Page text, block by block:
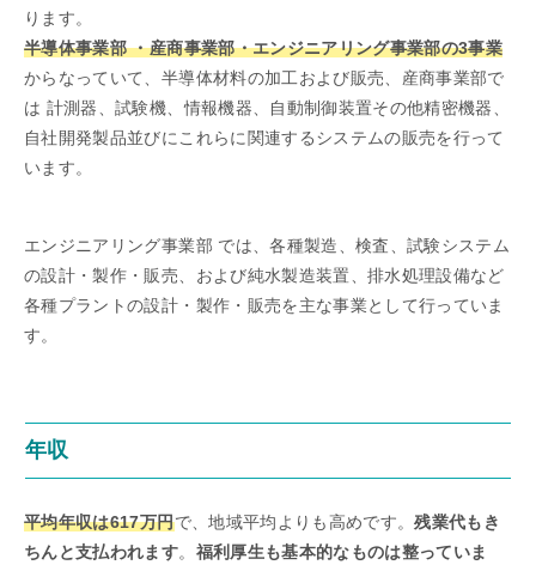
ります。
半導体事業部 ・産商事業部・エンジニアリング事業部の3事業
からなっていて、半導体材料の加工および販売、産商事業部で
は 計測器、試験機、情報機器、自動制御装置その他精密機器、
自社開発製品並びにこれらに関連するシステムの販売を行って
います。
エンジニアリング事業部 では、各種製造、検査、試験システム
の設計・製作・販売、および純水製造装置、排水処理設備など
各種プラントの設計・製作・販売を主な事業として行っていま
す。
年収
平均年収は617万円で、地域平均よりも高めです。残業代もき
ちんと支払われます。 福利厚生も基本的なものは整っていま